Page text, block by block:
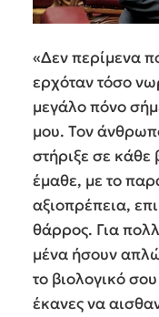
«Δεν περίμενα
ερχόταν τόσο
μεγάλο πόνο
μου. Τον
στήριξε σε κάθε
έμαθε, με το
αξιοπρέπεια,
θάρρος. Για
μένα ήσουν
το βιολογικό
έκανες να